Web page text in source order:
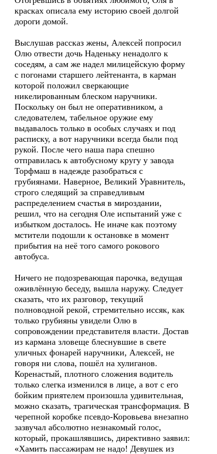
красках описала ему историю своей долгой
дороги домой.
Выслушав рассказ жены, Алексей попросил
Олю отвести дочь Наденьку ненадолго к
соседям, а сам же надел милицейскую форму
с погонами старшего лейтенанта, в карман
которой положил сверкающие
никелированным блеском наручники.
Поскольку он был не оперативником, а
следователем, табельное оружие ему
выдавалось только в особых случаях и под
расписку, а вот наручники всегда были под
рукой. После чего наша пара спешно
отправилась к автобусному кругу у завода
Торфмаш в надежде разобраться с
грубиянами. Наверное, Великий Уравнитель,
строго следящий за справедливым
распределением счастья в мироздании,
решил, что на сегодня Оле испытаний уже с
избытком досталось. Не иначе как поэтому
мстители подошли к остановке в момент
прибытия на неё того самого рокового
автобуса.
Ничего не подозревающая парочка, ведущая
оживлённую беседу, вышла наружу. Следует
сказать, что их разговор, текущий
полноводной рекой, стремительно иссяк, как
только грубияны увидели Олю в
сопровождении представителя власти. Достав
из кармана зловеще блеснувшие в свете
уличных фонарей наручники, Алексей, не
говоря ни слова, пошёл на хулиганов.
Коренастый, плотного сложения водитель
только слегка изменился в лице, а вот с его
бойким приятелем произошла удивительная,
можно сказать, трагическая трансформация. В
черепной коробке псевдо-Коровьева внезапно
зазвучал абсолютно незнакомый голос,
который, прокашлявшись, директивно заявил:
«Хамить пассажирам не надо! Девушек из